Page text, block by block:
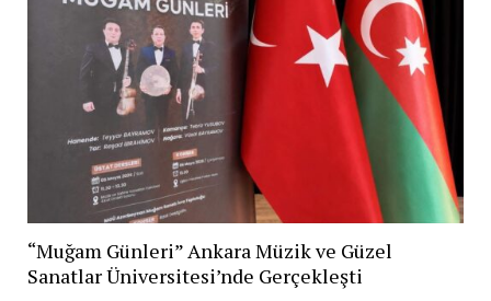
“Muğam Günleri” Ankara Müzik ve Güzel
Sanatlar Üniversitesi’nde Gerçekleşti